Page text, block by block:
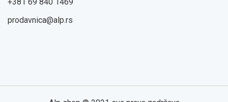
prodavnica@alp.rs